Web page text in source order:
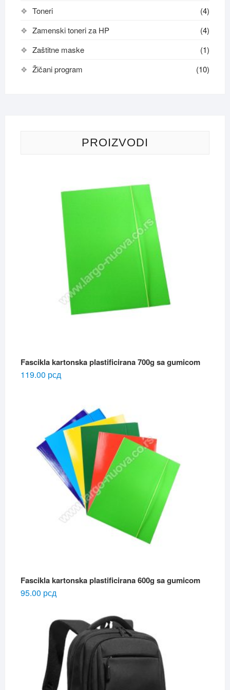
Toneri
(4)
Zamenski toneri za HP
(4)
Zaštitne maske
(1)
Žičani program
(10)
PROIZVODI
Fascikla kartonska plastificirana 700g sa gumicom
119.00 рсд
Fascikla kartonska plastificirana 600g sa gumicom
95.00 рсд